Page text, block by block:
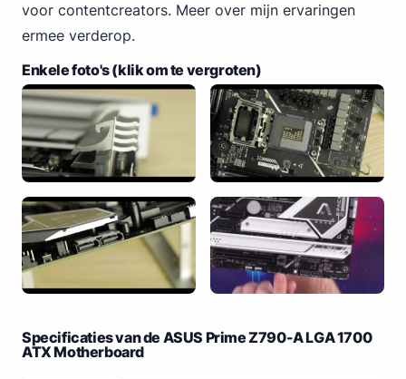
voor contentcreators. Meer over mijn ervaringen
ermee verderop.
Enkele foto's (klik om te vergroten)
Specificaties van de ASUS Prime Z790-A LGA 1700
ATX Motherboard